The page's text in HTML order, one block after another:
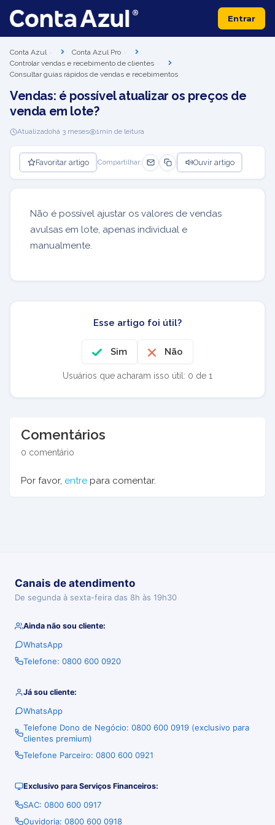
Entrar
Conta Azul
Conta Azul Pro
Controlar vendas e recebimento de clientes
Consultar guias rápidos de vendas e recebimentos
Vendas: é possível atualizar os preços de
venda em lote?
Atualizadohá 3 meses 1min de leitura
Favoritar artigo Compartilhar: Ouvir artigo
Não é possível ajustar os valores de vendas
avulsas em lote, apenas individual e
manualmente.
Esse artigo foi útil?
Sim Não
Usuários que acharam isso útil: 0 de 1
Comentários
0 comentário
Por favor, entre para comentar.
Canais de atendimento
De segunda à sexta-feira das 8h às 19h30
Ainda não sou cliente:
WhatsApp
Telefone: 0800 600 0920
Já sou cliente:
WhatsApp
Telefone Dono de Negócio: 0800 600 0919 (exclusivo para
clientes premium)
Telefone Parceiro: 0800 600 0921
Exclusivo para Serviços Financeiros:
SAC: 0800 600 0917
Ouvidoria: 0800 600 0918